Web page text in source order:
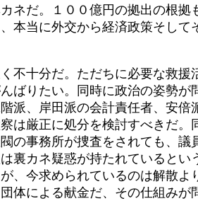
ネだ。１００億円の拠出の根
本当に外交から経済政策そし
十分だ。ただちに必要な救援
ばりたい。同時に政治の姿勢
、岸田派の会計責任者、安倍
は厳正に処分を検討すべきだ
の事務所が捜査をされても、
裏カネ疑惑が持たれていると
、今求められているのは解散よ
による献金だ、その仕組みが